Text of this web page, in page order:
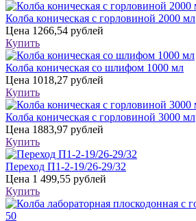
Колба коническая с горловиной 2000 мл
Цена 1266,54 рублей
Купить
Колба коническая со шлифом 1000 мл
Цена 1018,27 рублей
Купить
Колба коническая с горловиной 3000 мл
Цена 1883,97 рублей
Купить
Переход П1-2-19/26-29/32
Цена 1 499,55 рублей
Купить